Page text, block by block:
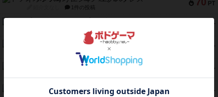
PT
1件の投稿
PT
1件の投稿
PT
キャプテン・フリップ：イスラ・ボンバ
2件の投稿
PT
ガルフストライク
PT
エコーズ・オブ・タイム